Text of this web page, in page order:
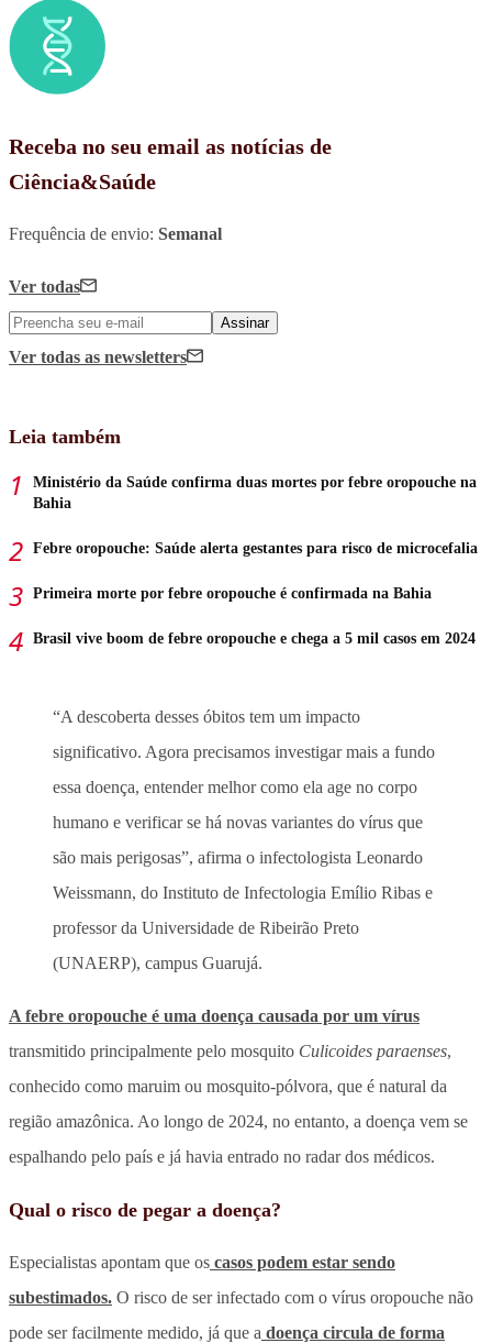
Receba no seu email as notícias de
Ciência&Saúde
Frequência de envio: Semanal
Ver todas
Assinar
Ver todas as newsletters
Leia também
Ministério da Saúde confirma duas mortes por febre oropouche na
Bahia
Febre oropouche: Saúde alerta gestantes para risco de microcefalia
Primeira morte por febre oropouche é confirmada na Bahia
Brasil vive boom de febre oropouche e chega a 5 mil casos em 2024
“A descoberta desses óbitos tem um impacto
significativo. Agora precisamos investigar mais a fundo
essa doença, entender melhor como ela age no corpo
humano e verificar se há novas variantes do vírus que
são mais perigosas”, afirma o infectologista Leonardo
Weissmann, do Instituto de Infectologia Emílio Ribas e
professor da Universidade de Ribeirão Preto
(UNAERP), campus Guarujá.
A febre oropouche é uma doença causada por um vírus
transmitido principalmente pelo mosquito Culicoides paraenses,
conhecido como maruim ou mosquito-pólvora, que é natural da
região amazônica. Ao longo de 2024, no entanto, a doença vem se
espalhando pelo país e já havia entrado no radar dos médicos.
Qual o risco de pegar a doença?
Especialistas apontam que os casos podem estar sendo
subestimados. O risco de ser infectado com o vírus oropouche não
pode ser facilmente medido, já que a doença circula de forma